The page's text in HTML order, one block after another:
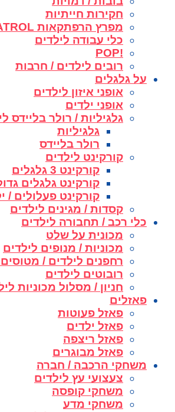
חקירות חייתיות
מפרץ הרפתקאות PAW PATROL
כלי עבודה לילדים
!POP
רובים לילדים / חרבות
על גלגלים
אופני איזון לילדים
אופני ילדים
גלגיליות / רולר בליידס
גלגיליות
רולר בליידס
קורקינט לילדים
קורקינט 3 גלגלים
קורקינט גלגלים
קורקינט פעלולים /
קסדות / מגינים לילדים
כלי רכב / תחבורה לילדים
מכונית על שלט
מכוניות / מנופים לילדים
רחפנים לילדים /
רובוטים לילדים
חניון / מסלול מכוניות
פאזלים
פאזל פעוטות
פאזל ילדים
פאזל ריצפה
פאזל מבוגרים
משחקי הרכבה / חברה
צעצועי עץ לילדים
משחקי קופסה
משחקי מדע